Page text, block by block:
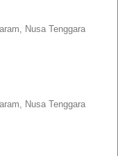
Nusa Tenggara
Nusa Tenggara